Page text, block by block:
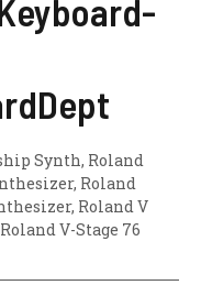
Synth, Roland
, Roland
, Roland V
Roland V-Stage 76